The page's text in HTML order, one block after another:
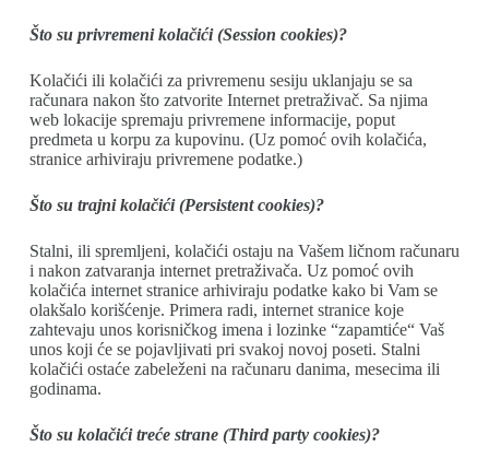
Što su privremeni kolačići (Session cookies)?
Kolačići ili kolačići za privremenu sesiju uklanjaju se sa
računara nakon što zatvorite Internet pretraživač. Sa njima
web lokacije spremaju privremene informacije, poput
predmeta u korpu za kupovinu. (Uz pomoć ovih kolačića,
stranice arhiviraju privremene podatke.)
Što su trajni kolačići (Persistent cookies)?
Stalni, ili spremljeni, kolačići ostaju na Vašem ličnom računaru
i nakon zatvaranja internet pretraživača. Uz pomoć ovih
kolačića internet stranice arhiviraju podatke kako bi Vam se
olakšalo korišćenje. Primera radi, internet stranice koje
zahtevaju unos korisničkog imena i lozinke “zapamtiće“ Vaš
unos koji će se pojavljivati pri svakoj novoj poseti. Stalni
kolačići ostaće zabeleženi na računaru danima, mesecima ili
godinama.
Što su kolačići treće strane (Third party cookies)?